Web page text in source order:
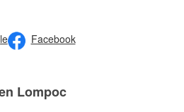
Facebook
Lompoc